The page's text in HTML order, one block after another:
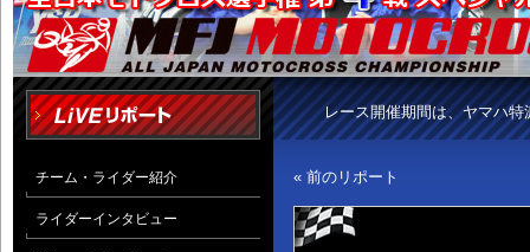
レース開催期間は、ヤマハ
« 前のリポート
チーム・ライダー紹介
ライダーインタビュー